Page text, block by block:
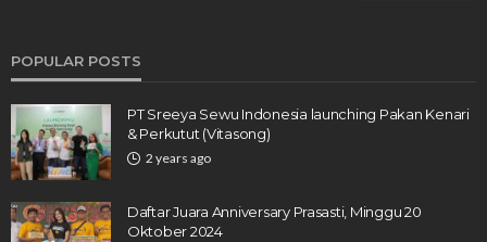
POPULAR POSTS
PT Sreeya Sewu Indonesia launching Pakan Kenari
& Perkutut (Vitasong)
2 years ago
Daftar Juara Anniversary Prasasti, Minggu 20
Oktober 2024